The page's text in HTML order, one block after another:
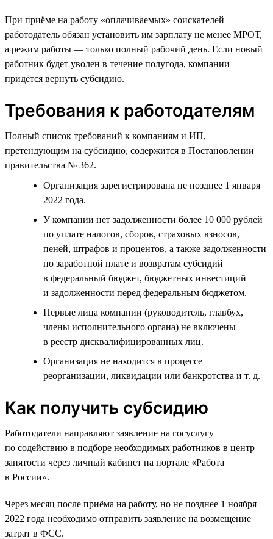
При приёме на работу «оплачиваемых» соискателей
работодатель обязан установить им зарплату не менее МРОТ,
а режим работы — только полный рабочий день. Если новый
работник будет уволен в течение полугода, компании
придётся вернуть субсидию.
Требования к работодателям
Полный список требований к компаниям и ИП,
претендующим на субсидию, содержится в Постановлении
правительства № 362.
Организация зарегистрирована не позднее 1 января
2022 года.
У компании нет задолженности более 10 000 рублей
по уплате налогов, сборов, страховых взносов,
пеней, штрафов и процентов, а также задолженности
по заработной плате и возвратам субсидий
в федеральный бюджет, бюджетных инвестиций
и задолженности перед федеральным бюджетом.
Первые лица компании (руководитель, главбух,
члены исполнительного органа) не включены
в реестр дисквалифицированных лиц.
Организация не находится в процессе
реорганизации, ликвидации или банкротства и т. д.
Как получить субсидию
Работодатели направляют заявление на госуслугу
по содействию в подборе необходимых работников в центр
занятости через личный кабинет на портале «Работа
в России».
Через месяц после приёма на работу, но не позднее 1 ноября
2022 года необходимо отправить заявление на возмещение
затрат в ФСС.